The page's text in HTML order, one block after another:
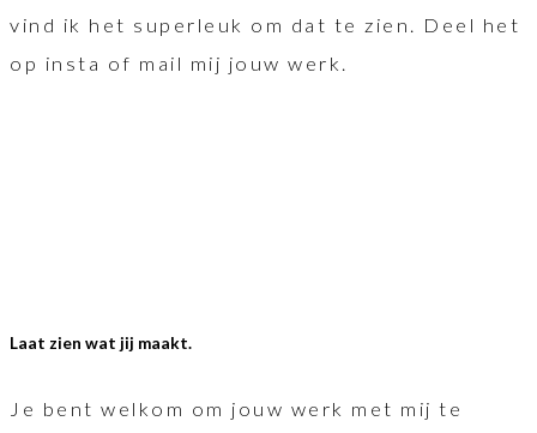
vind ik het superleuk om dat te zien. Deel het
op insta of mail mij jouw werk.
Laat zien wat jij maakt.
Je bent welkom om jouw werk met mij te